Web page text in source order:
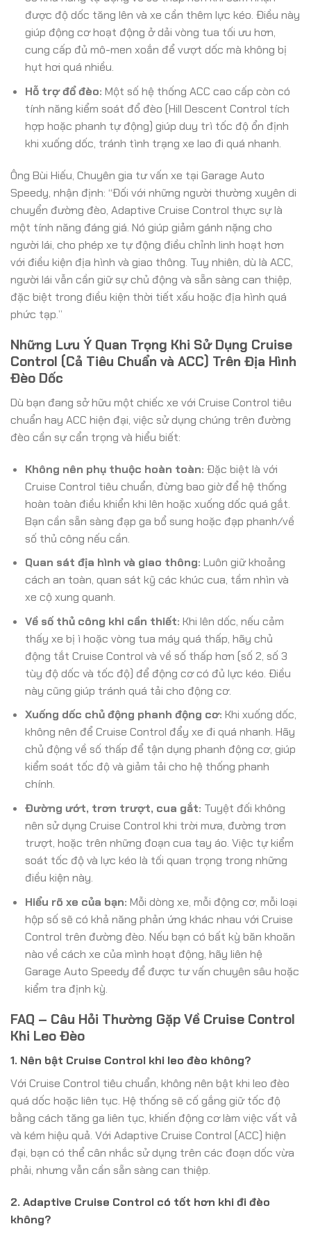
được độ dốc tăng lên và xe cần thêm lực kéo. Điều này
giúp động cơ hoạt động ở dải vòng tua tối ưu hơn,
cung cấp đủ mô-men xoắn để vượt dốc mà không bị
hụt hơi quá nhiều.
Hỗ trợ đổ đèo: Một số hệ thống ACC cao cấp còn có
tính năng kiểm soát đổ đèo (Hill Descent Control tích
hợp hoặc phanh tự động) giúp duy trì tốc độ ổn định
khi xuống dốc, tránh tình trạng xe lao đi quá nhanh.
Ông Bùi Hiếu, Chuyên gia tư vấn xe tại Garage Auto
Speedy, nhận định: “Đối với những người thường xuyên di
chuyển đường đèo, Adaptive Cruise Control thực sự là
một tính năng đáng giá. Nó giúp giảm gánh nặng cho
người lái, cho phép xe tự động điều chỉnh linh hoạt hơn
với điều kiện địa hình và giao thông. Tuy nhiên, dù là ACC,
người lái vẫn cần giữ sự chủ động và sẵn sàng can thiệp,
đặc biệt trong điều kiện thời tiết xấu hoặc địa hình quá
phức tạp.”
Những Lưu Ý Quan Trọng Khi Sử Dụng Cruise
Control (Cả Tiêu Chuẩn và ACC) Trên Địa Hình
Đèo Dốc
Dù bạn đang sở hữu một chiếc xe với Cruise Control tiêu
chuẩn hay ACC hiện đại, việc sử dụng chúng trên đường
đèo cần sự cẩn trọng và hiểu biết:
Không nên phụ thuộc hoàn toàn: Đặc biệt là với
Cruise Control tiêu chuẩn, đừng bao giờ để hệ thống
hoàn toàn điều khiển khi lên hoặc xuống dốc quá gắt.
Bạn cần sẵn sàng đạp ga bổ sung hoặc đạp phanh/về
số thủ công nếu cần.
Quan sát địa hình và giao thông: Luôn giữ khoảng
cách an toàn, quan sát kỹ các khúc cua, tầm nhìn và
xe cộ xung quanh.
Về số thủ công khi cần thiết: Khi lên dốc, nếu cảm
thấy xe bị ì hoặc vòng tua máy quá thấp, hãy chủ
động tắt Cruise Control và về số thấp hơn (số 2, số 3
tùy độ dốc và tốc độ) để động cơ có đủ lực kéo. Điều
này cũng giúp tránh quá tải cho động cơ.
Xuống dốc chủ động phanh động cơ: Khi xuống dốc,
không nên để Cruise Control đẩy xe đi quá nhanh. Hãy
chủ động về số thấp để tận dụng phanh động cơ, giúp
kiểm soát tốc độ và giảm tải cho hệ thống phanh
chính.
Đường ướt, trơn trượt, cua gắt: Tuyệt đối không
nên sử dụng Cruise Control khi trời mưa, đường trơn
trượt, hoặc trên những đoạn cua tay áo. Việc tự kiểm
soát tốc độ và lực kéo là tối quan trọng trong những
điều kiện này.
Hiểu rõ xe của bạn: Mỗi dòng xe, mỗi động cơ, mỗi loại
hộp số sẽ có khả năng phản ứng khác nhau với Cruise
Control trên đường đèo. Nếu bạn có bất kỳ băn khoăn
nào về cách xe của mình hoạt động, hãy liên hệ
Garage Auto Speedy để được tư vấn chuyên sâu hoặc
kiểm tra định kỳ.
FAQ – Câu Hỏi Thường Gặp Về Cruise Control
Khi Leo Đèo
1. Nên bật Cruise Control khi leo đèo không?
Với Cruise Control tiêu chuẩn, không nên bật khi leo đèo
quá dốc hoặc liên tục. Hệ thống sẽ cố gắng giữ tốc độ
bằng cách tăng ga liên tục, khiến động cơ làm việc vất vả
và kém hiệu quả. Với Adaptive Cruise Control (ACC) hiện
đại, bạn có thể cân nhắc sử dụng trên các đoạn dốc vừa
phải, nhưng vẫn cần sẵn sàng can thiệp.
2. Adaptive Cruise Control có tốt hơn khi đi đèo
không?